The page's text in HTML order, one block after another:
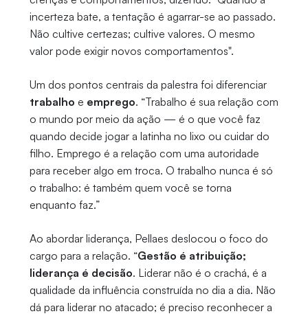
incerteza bate, a tentação é agarrar-se ao passado.
Não cultive certezas; cultive valores. O mesmo
valor pode exigir novos comportamentos".
Um dos pontos centrais da palestra foi diferenciar
trabalho e emprego. “Trabalho é sua relação com
o mundo por meio da ação — é o que você faz
quando decide jogar a latinha no lixo ou cuidar do
filho. Emprego é a relação com uma autoridade
para receber algo em troca. O trabalho nunca é só
o trabalho: é também quem você se torna
enquanto faz.”
Ao abordar liderança, Pellaes deslocou o foco do
cargo para a relação. “Gestão é atribuição;
liderança é decisão. Liderar não é o crachá, é a
qualidade da influência construída no dia a dia. Não
dá para liderar no atacado; é preciso reconhecer a